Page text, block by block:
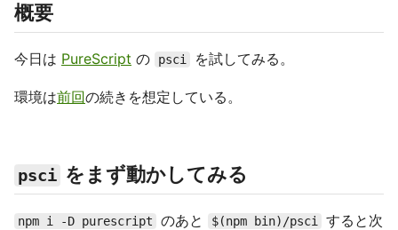
概要
今日は PureScript の psci を試してみる。
環境は前回の続きを想定している。
psci をまず動かしてみる
npm i -D purescript のあと $(npm bin)/psci
すると次